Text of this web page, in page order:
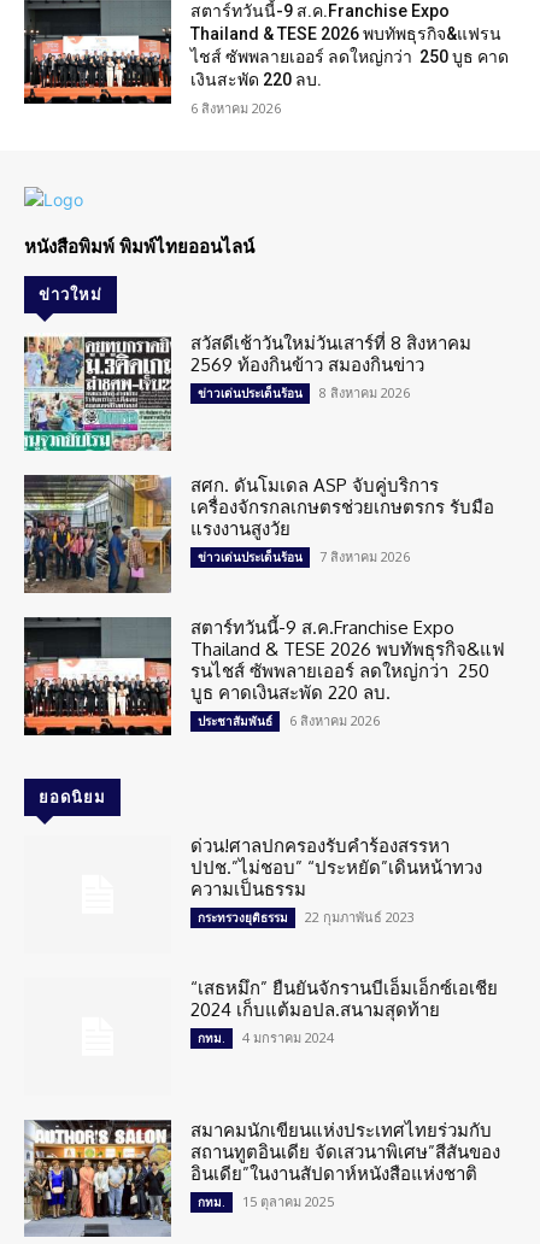
สตาร์ทวันนี้-9 ส.ค.Franchise Expo
Thailand & TESE 2026 พบทัพธุรกิจ&แฟรน
ไชส์ ซัพพลายเออร์ ลดใหญ่กว่า 250 บูธ คาด
เงินสะพัด 220 ลบ.
6 สิงหาคม 2026
หนังสือพิมพ์ พิมพ์ไทยออนไลน์
ข่าวใหม่
สวัสดีเช้าวันใหม่วันเสาร์ที่ 8 สิงหาคม
2569 ท้องกินข้าว สมองกินข่าว
ข่าวเด่นประเด็นร้อน 8 สิงหาคม 2026
สศก. ดันโมเดล ASP จับคู่บริการ
เครื่องจักรกลเกษตรช่วยเกษตรกร รับมือ
แรงงานสูงวัย
ข่าวเด่นประเด็นร้อน 7 สิงหาคม 2026
สตาร์ทวันนี้-9 ส.ค.Franchise Expo
Thailand & TESE 2026 พบทัพธุรกิจ&แฟ
รนไชส์ ซัพพลายเออร์ ลดใหญ่กว่า 250
บูธ คาดเงินสะพัด 220 ลบ.
ประชาสัมพันธ์ 6 สิงหาคม 2026
ยอดนิยม
ด่วน!ศาลปกครองรับคำร้องสรรหา
ปปช.”ไม่ชอบ” “ประหยัด”เดินหน้าทวง
ความเป็นธรรม
กระทรวงยุติธรรม 22 กุมภาพันธ์ 2023
“เสธหมึก” ยืนยันจักรานบีเอ็มเอ็กซ์เอเชีย
2024 เก็บแต้มอปล.สนามสุดท้าย
กทม. 4 มกราคม 2024
สมาคมนักเขียนแห่งประเทศไทยร่วมกับ
สถานทูตอินเดีย จัดเสวนาพิเศษ”สีสันของ
อินเดีย”ในงานสัปดาห์หนังสือแห่งชาติ
กทม. 15 ตุลาคม 2025